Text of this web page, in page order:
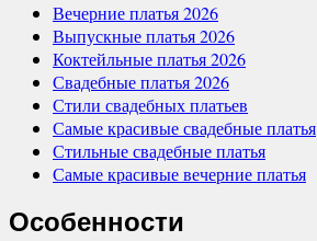
Вечерние платья 2026
Выпускные платья 2026
Коктейльные платья 2026
Свадебные платья 2026
Стили свадебных платьев
Самые красивые свадебные платья
Стильные свадебные платья
Самые красивые вечерние платья
Особенности